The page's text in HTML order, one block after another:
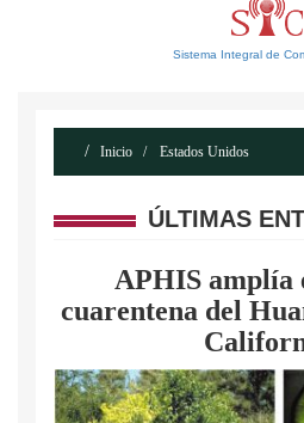
Sistema Integral de
Inicio Estados Unidos
ÚLTIMAS
APHIS amplía
cuarentena del